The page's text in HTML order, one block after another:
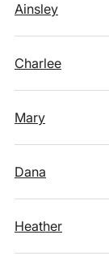
Ainsley
Charlee
Mary
Dana
Heather